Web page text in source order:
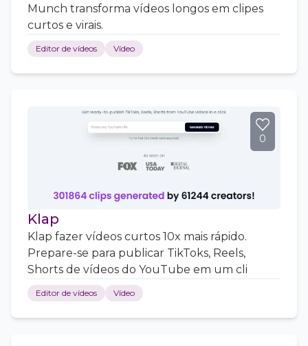
Munch transforma vídeos longos em clipes
curtos e virais.
Editor de vídeos Vídeo
0
Klap
Klap fazer vídeos curtos 10x mais rápido.
Prepare-se para publicar TikToks, Reels,
Shorts de vídeos do YouTube em um cli
Editor de vídeos Vídeo